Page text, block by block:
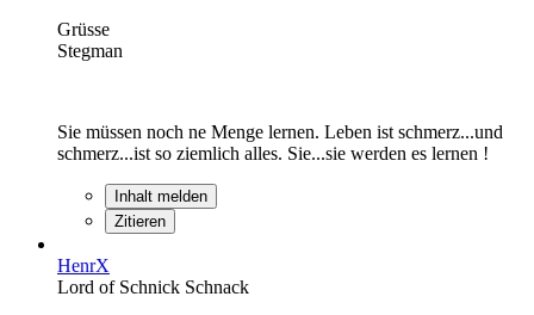
Grüsse
Stegman
Sie müssen noch ne Menge lernen. Leben ist schmerz...und
schmerz...ist so ziemlich alles. Sie...sie werden es lernen !
Inhalt melden
Zitieren
HenrX
Lord of Schnick Schnack